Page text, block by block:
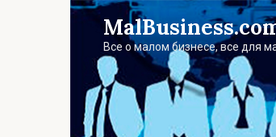
Все о малом бизнесе, все для